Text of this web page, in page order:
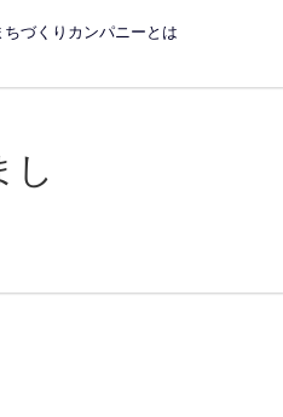
ちづくりカンパニーとは
し